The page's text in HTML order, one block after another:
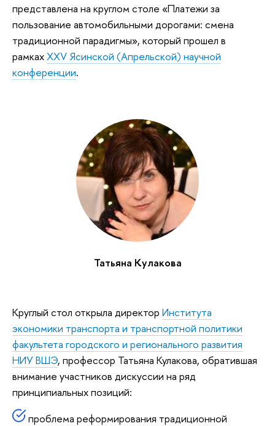
представлена на круглом столе «Платежи за
пользование автомобильными дорогами: смена
традиционной парадигмы», который прошел в
рамкахXXV Ясинской (Апрельской) научной
конференции.
Татьяна Кулакова
Круглый стол открыла директор Института
экономики транспорта и транспортной политики
факультета городского и регионального развития
НИУ ВШЭ, профессор Татьяна Кулакова, обратившая
внимание участников дискуссии на ряд
принципиальных позиций:
проблема реформирования традиционной